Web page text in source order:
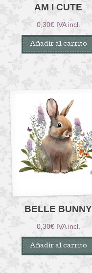
AM I CUTE
0,30€ IVA incl.
Añadir al carrito
BELLE BUNNY
0,30€ IVA incl.
Añadir al carrito